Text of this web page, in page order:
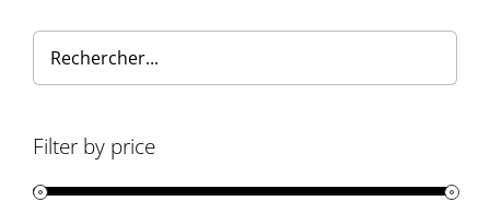
Filter by price